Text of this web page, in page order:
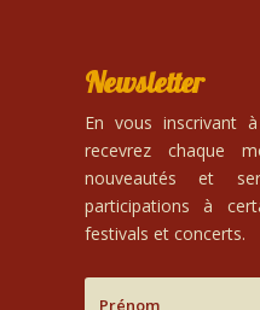
Newsletter
En vous inscrivant
recevrez chaque
nouveautés et
participations à
festivals et concerts.